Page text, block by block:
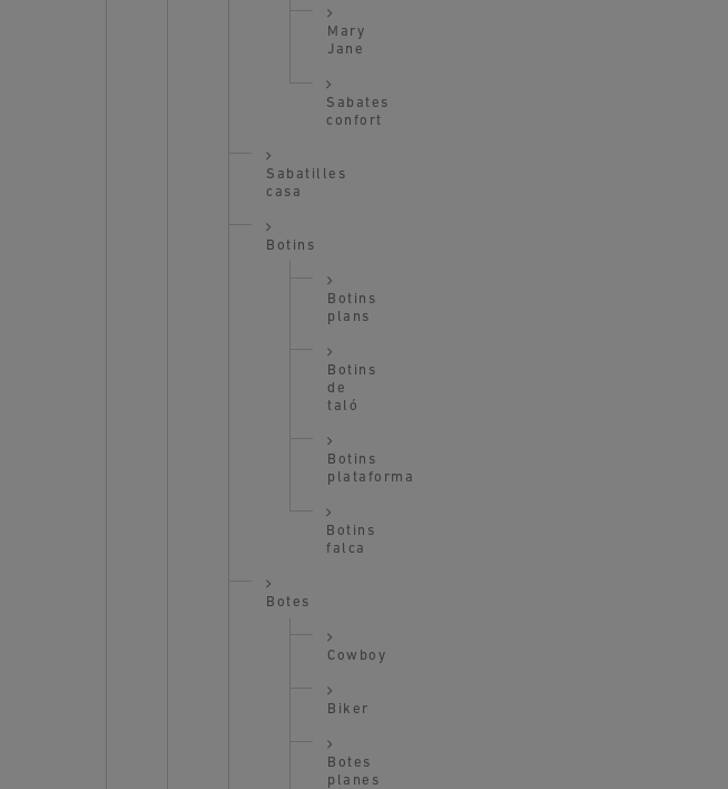
Mary
Jane
Sabates
confort
Sabatilles
casa
Botins
Botins
plans
Botins
de
taló
Botins
plataforma
Botins
falca
Botes
Cowboy
Biker
Botes
planes